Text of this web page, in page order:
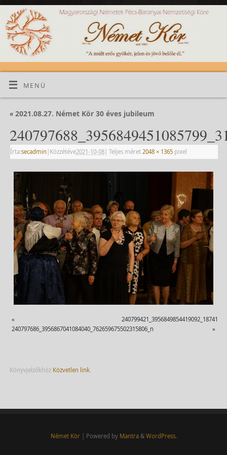
MENÜ
«2021.08.27. Német Kör 30 éves jubileum
Írta:secadmin | Közzétéve2021-10-08| Teljes méret 2048 × 1365pixel
«
240797686_3956867041084040_762659675502315806_n
»
Könyvjelzőkhöz Közvetlen link.
Német Kör| Powered by Mantra& WordPress.